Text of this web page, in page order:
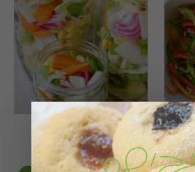
חמוצים מהירים
1 באוגוסט 2022